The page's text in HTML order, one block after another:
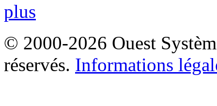
plus
© 2000-2026 Ouest
réservés. Informations